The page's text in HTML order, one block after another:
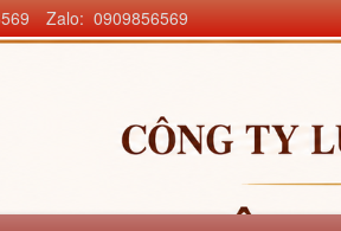
Zalo: 0909856569